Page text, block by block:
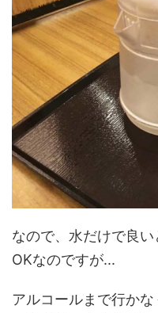
なので、水だけで良
OKなのですが...
アルコールまで行か